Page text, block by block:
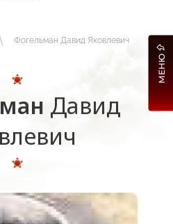
Фогельман Давид Яковлевич
Давид
МЕНЮ